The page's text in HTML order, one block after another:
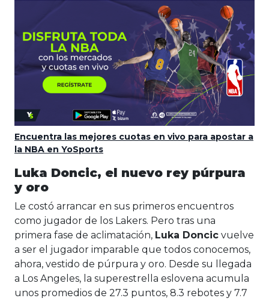
Encuentra las mejores cuotas en vivo para apostar a
la NBA en YoSports
Luka Doncic, el nuevo rey púrpura
y oro
Le costó arrancar en sus primeros encuentros
como jugador de los Lakers. Pero tras una
primera fase de aclimatación, Luka Doncic vuelve
a ser el jugador imparable que todos conocemos,
ahora, vestido de púrpura y oro. Desde su llegada
a Los Angeles, la superestrella eslovena acumula
unos promedios de 27.3 puntos, 8.3 rebotes y 7.7